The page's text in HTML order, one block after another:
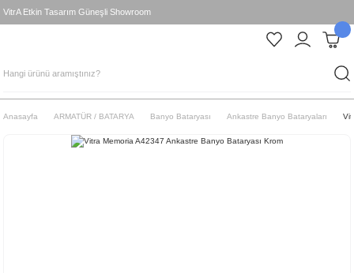
VitrA Etkin Tasarım Güneşli Showroom
Anasayfa ARMATÜR / BATARYA Banyo Bataryası Ankastre Banyo Bataryaları